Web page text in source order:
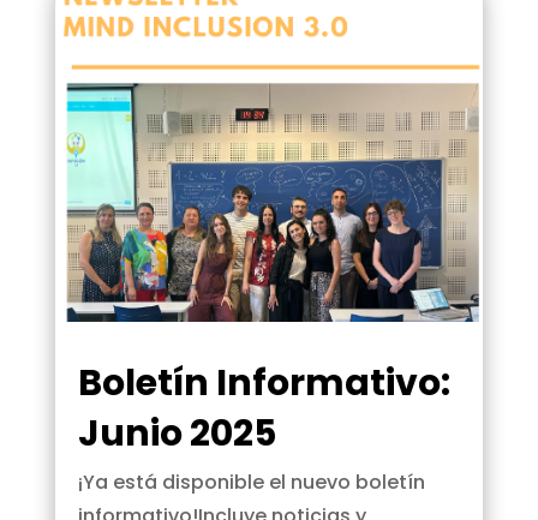
Boletín Informativo:
Junio 2025
¡Ya está disponible el nuevo boletín